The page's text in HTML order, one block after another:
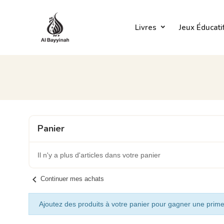
Livres Jeux
Panier
Il n'y a plus d'articles dans votre panier
chevron_left Continuer mes achats
Ajoutez des produits à votre panier pour gagner une